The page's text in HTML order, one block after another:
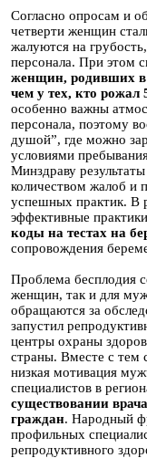
Согласно опросам и
четверти женщин
жалуются на
персонала. При этом
женщин, родивших в
чем у тех, кто рожал
особенно важны
персонала, поэтому
душой”, где можно
условиями
Минздраву
количеством жалоб и
успешных практик. В
эффективные
коды на тестах на
сопровождения
Проблема бесплодия
женщин, так и для
обращаются за
запустил
центры охраны
страны. Вместе с тем
низкая мотивация
специалистов в
существовании
граждан. Народный
профильных
репродуктивного